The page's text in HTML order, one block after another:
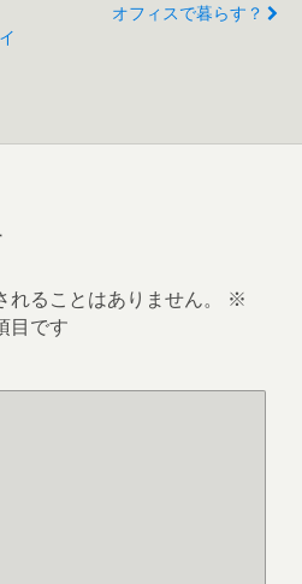
オフィスで暮らす？
ることはありません。
※
目です